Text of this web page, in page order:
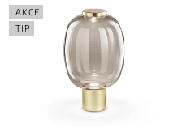
AKCE
TIP